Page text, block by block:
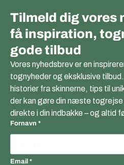
Tilmeld dig vores
få inspiration,
gode tilbud
Vores nyhedsbrev er en
tognyheder og eksklusive
historier fra skinnerne, tips til
der kan gøre din næste togrejse
direkte i din indbakke – og altid
Fornavn
Email